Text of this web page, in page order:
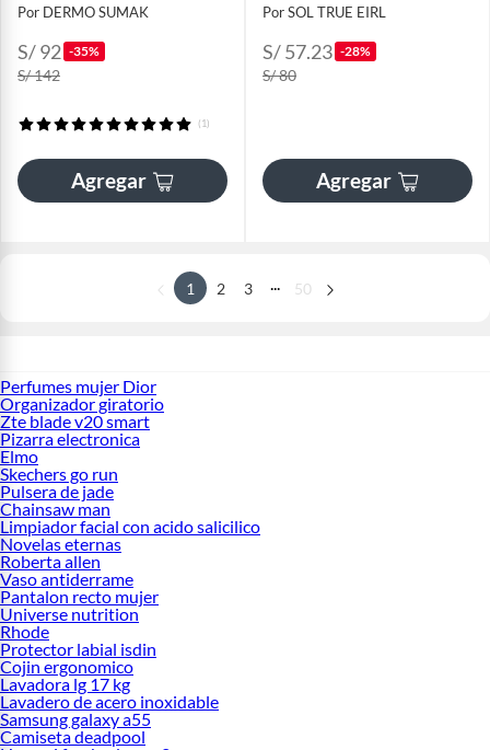
Por DERMO SUMAK
S/ 92 -35%
S/ 142
(1)
Agregar
Por SOL TRUE EIRL
S/ 57.23 -28%
S/ 80
Agregar
1 2 3 ... 50
Perfumes mujer Dior
Organizador giratorio
Zte blade v20 smart
Pizarra electronica
Elmo
Skechers go run
Pulsera de jade
Chainsaw man
Limpiador facial con acido salicilico
Novelas eternas
Roberta allen
Vaso antiderrame
Pantalon recto mujer
Universe nutrition
Rhode
Protector labial isdin
Cojin ergonomico
Lavadora lg 17 kg
Lavadero de acero inoxidable
Samsung galaxy a55
Camiseta deadpool